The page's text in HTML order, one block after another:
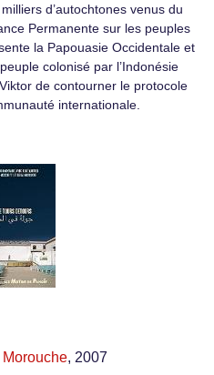
d’autochtones venus du
Permanente sur les peuples
la Papouasie Occidentale et
colonisé par l’Indonésie
de contourner le protocole
internationale.
Morouche, 2007